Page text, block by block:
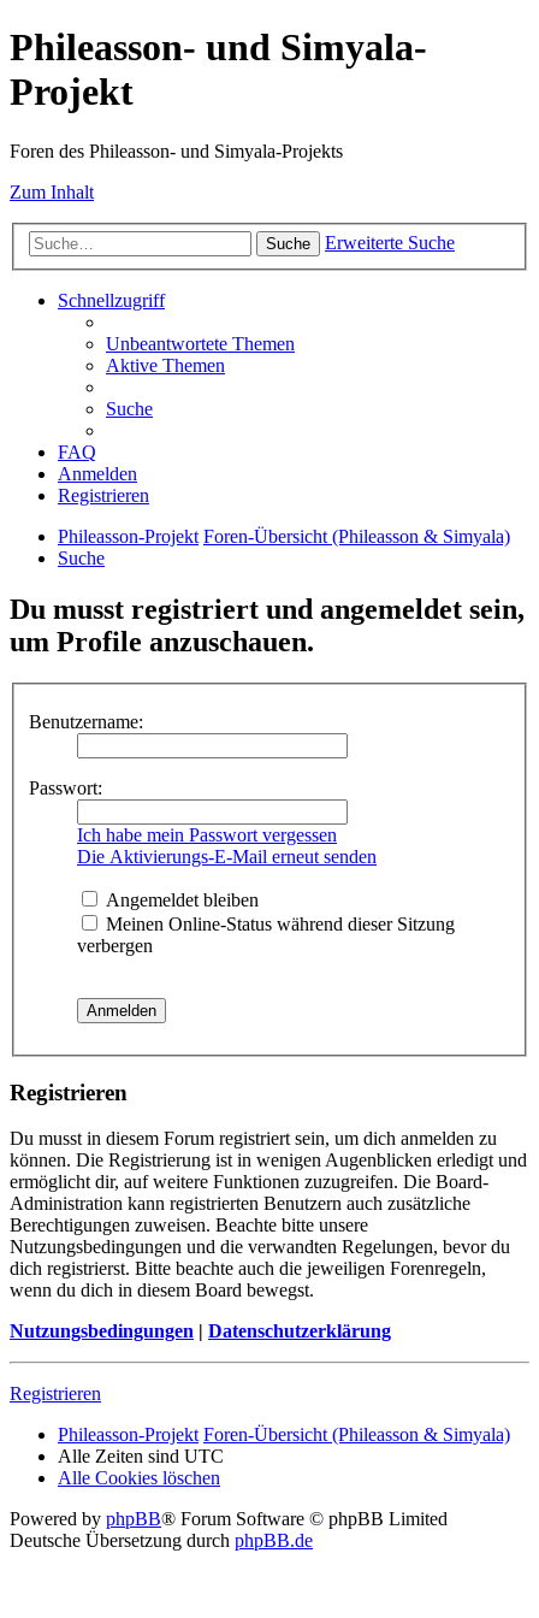
Phileasson- und Simyala-
Projekt
Foren des Phileasson- und Simyala-Projekts
Zum Inhalt
Suche Erweiterte Suche
Schnellzugriff
Unbeantwortete Themen
Aktive Themen
Suche
FAQ
Anmelden
Registrieren
Phileasson-Projekt Foren-Übersicht (Phileasson & Simyala)
Suche
Du musst registriert und angemeldet sein,
um Profile anzuschauen.
Benutzername:
Passwort:
Ich habe mein Passwort vergessen
Die Aktivierungs-E-Mail erneut senden
Angemeldet bleiben
Meinen Online-Status während dieser Sitzung
verbergen
Registrieren
Du musst in diesem Forum registriert sein, um dich anmelden zu
können. Die Registrierung ist in wenigen Augenblicken erledigt und
ermöglicht dir, auf weitere Funktionen zuzugreifen. Die Board-
Administration kann registrierten Benutzern auch zusätzliche
Berechtigungen zuweisen. Beachte bitte unsere
Nutzungsbedingungen und die verwandten Regelungen, bevor du
dich registrierst. Bitte beachte auch die jeweiligen Forenregeln,
wenn du dich in diesem Board bewegst.
Nutzungsbedingungen | Datenschutzerklärung
Registrieren
Phileasson-Projekt Foren-Übersicht (Phileasson & Simyala)
Alle Zeiten sind UTC
Alle Cookies löschen
Powered by phpBB® Forum Software © phpBB Limited
Deutsche Übersetzung durch phpBB.de